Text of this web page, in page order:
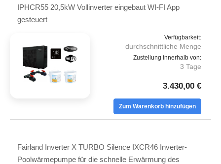
IPHCR55 20,5kW Vollinverter eingebaut WI-FI App
gesteuert
Verfügbarkeit:
durchschnittliche Menge
Zustellung innerhalb von:
3 Tage
3.430,00 €
Zum Warenkorb hinzufügen
Fairland Inverter X TURBO Silence IXCR46 Inverter-
Poolwärmepumpe für die schnelle Erwärmung des